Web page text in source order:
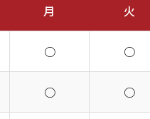
月 火
○ ○
○ ○